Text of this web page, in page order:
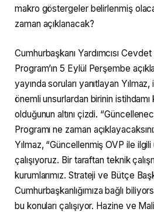
makro göstergeler belirlenmiş
zaman açıklanacak?
Cumhurbaşkanı Yardımcısı
Program’ın 5 Eylül Perşembe
yayında soruları yanıtlayan
önemli unsurlardan birinin
olduğunun altını çizdi.
Programı ne zaman
Yılmaz, “Güncellenmiş OVP ile
çalışıyoruz. Bir taraftan teknik
kurumlarımız. Strateji ve Bütçe
Cumhurbaşkanlığımıza bağlı
bu konuları çalışıyor. Hazine ve